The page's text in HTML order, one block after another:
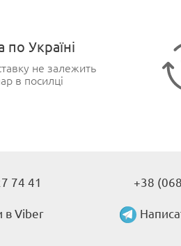
по Україні
не залежить
в посилці
74 41 +38
в Viber